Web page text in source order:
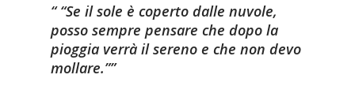
“Se il sole è coperto dalle nuvole,
posso sempre pensare che dopo la
pioggia verrà il sereno e che non devo
mollare.”